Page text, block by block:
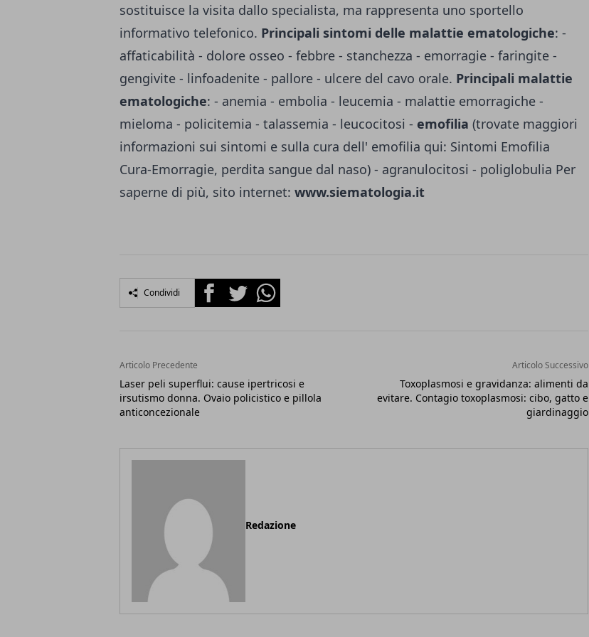
sostituisce la visita dallo specialista, ma rappresenta uno sportello
informativo telefonico. Principali sintomi delle malattie ematologiche: -
affaticabilità - dolore osseo - febbre - stanchezza - emorragie - faringite -
gengivite - linfoadenite - pallore - ulcere del cavo orale. Principali malattie
ematologiche: - anemia - embolia - leucemia - malattie emorragiche -
mieloma - policitemia - talassemia - leucocitosi - emofilia (trovate maggiori
informazioni sui sintomi e sulla cura dell' emofilia qui: Sintomi Emofilia
Cura-Emorragie, perdita sangue dal naso) - agranulocitosi - poliglobulia Per
saperne di più, sito internet: www.siematologia.it
Condividi FacebookTwitterWhatsapp
Articolo Precedente
Laser peli superflui: cause ipertricosi e
irsutismo donna. Ovaio policistico e pillola
anticoncezionale
Articolo Successivo
Toxoplasmosi e gravidanza: alimenti da
evitare. Contagio toxoplasmosi: cibo, gatto e
giardinaggio
Redazione